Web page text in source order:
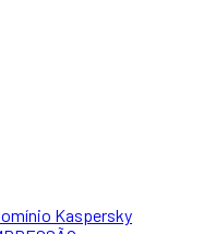
Kaspersky